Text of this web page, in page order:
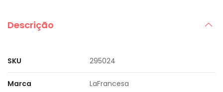
Descrição
SKU 295024
Marca LaFrancesa